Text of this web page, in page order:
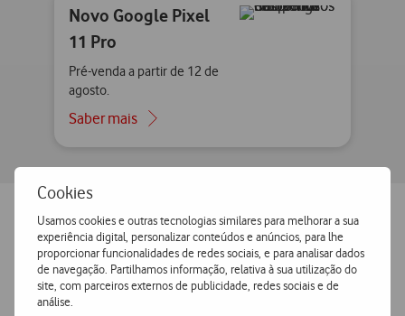
Cookies
Usamos cookies e outras tecnologias similares para melhorar a sua
experiência digital, personalizar conteúdos e anúncios, para lhe
proporcionar funcionalidades de redes sociais, e para analisar dados
de navegação. Partilhamos informação, relativa à sua utilização do
site, com parceiros externos de publicidade, redes sociais e de
análise.
Novo Google Pixel
11 Pro
Pré-venda a partir de 12 de
agosto.
Saber mais
Adira a um Pacote Empresarial